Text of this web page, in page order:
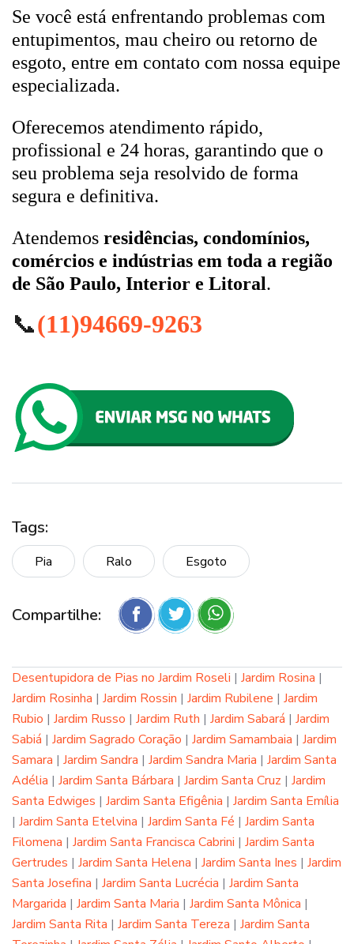
Se você está enfrentando problemas com
entupimentos, mau cheiro ou retorno de
esgoto, entre em contato com nossa equipe
especializada.
Oferecemos atendimento rápido,
profissional e 24 horas, garantindo que o
seu problema seja resolvido de forma
segura e definitiva.
Atendemos residências, condomínios,
comércios e indústrias em toda a região
de São Paulo, Interior e Litoral.
📞(11)94669-9263
Tags:
Pia Ralo Esgoto
Compartilhe:
Desentupidora de Pias no Jardim Roseli | Jardim Rosina |
Jardim Rosinha | Jardim Rossin | Jardim Rubilene | Jardim
Rubio | Jardim Russo | Jardim Ruth | Jardim Sabará | Jardim
Sabiá | Jardim Sagrado Coração | Jardim Samambaia | Jardim
Samara | Jardim Sandra | Jardim Sandra Maria | Jardim Santa
Adélia | Jardim Santa Bárbara | Jardim Santa Cruz | Jardim
Santa Edwiges | Jardim Santa Efigênia | Jardim Santa Emília
| Jardim Santa Etelvina | Jardim Santa Fé | Jardim Santa
Filomena | Jardim Santa Francisca Cabrini | Jardim Santa
Gertrudes | Jardim Santa Helena | Jardim Santa Ines | Jardim
Santa Josefina | Jardim Santa Lucrécia | Jardim Santa
Margarida | Jardim Santa Maria | Jardim Santa Mônica |
Jardim Santa Rita | Jardim Santa Tereza | Jardim Santa